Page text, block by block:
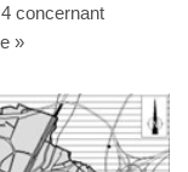
concernant
»